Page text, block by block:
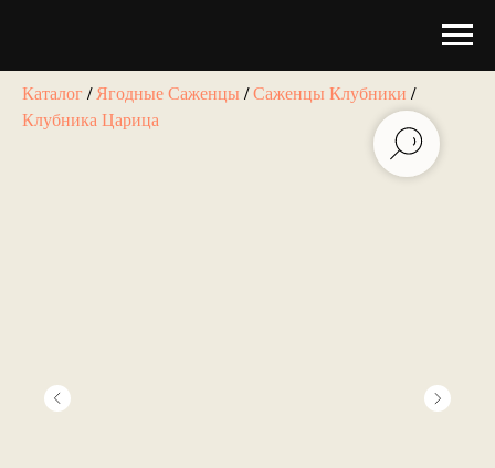
Каталог /Ягодные Саженцы /Саженцы Клубники /
Клубника Царица